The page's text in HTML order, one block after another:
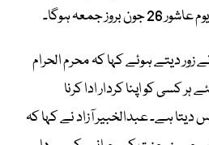
دیتے ہوئے کہا کہ محرم الحرام
کسی کو اپنا کردار ادا کرنا
دیتا ہے۔ عبدالخبیر آزاد نے کہا کہ